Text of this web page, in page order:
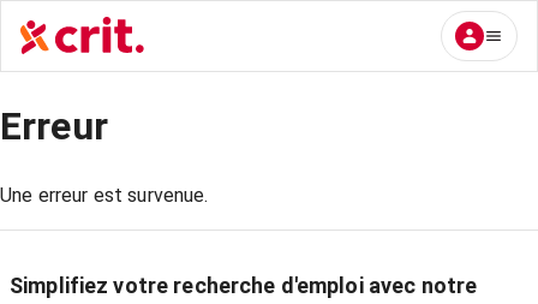
Erreur
Une erreur est survenue.
Simplifiez votre recherche d'emploi avec notre